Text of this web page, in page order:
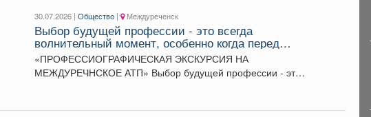
30.07.2026 |Общество | Междуреченск
Выбор будущей профессии - это всегда
волнительный момент, особенно когда перед
глазами нет четкого примера.
«ПРОФЕССИОГРАФИЧЕСКАЯ ЭКСКУРСИЯ НА
МЕЖДУРЕЧНСКОЕ АТП» Выбор будущей профессии - это